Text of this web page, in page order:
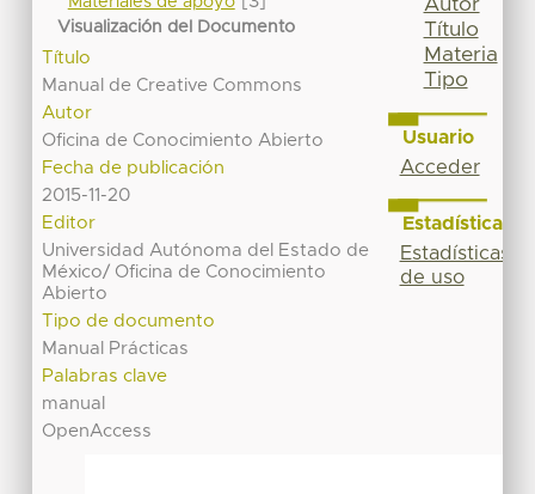
Visualización del Documento
Título
Manual de Creative Commons
Autor
Oficina de Conocimiento Abierto
Fecha de publicación
2015-11-20
Editor
Universidad Autónoma del Estado de
México/ Oficina de Conocimiento
Abierto
Tipo de documento
Manual Prácticas
Palabras clave
manual
OpenAccess
Autor
Título
Materia
Tipo
Usuario
Acceder
Estadísticas
Estadísticas
de uso